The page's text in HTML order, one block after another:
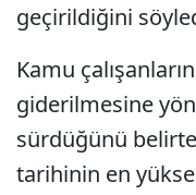
geçirildiğini
Kamu
giderilmesine
sürdüğünü
tarihinin en